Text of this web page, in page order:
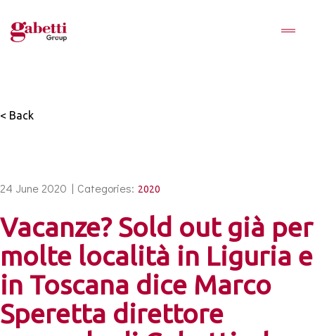
< Back
24 June 2020 | Categories: 2020
Vacanze? Sold out già per
molte località in Liguria e
in Toscana dice Marco
Speretta direttore